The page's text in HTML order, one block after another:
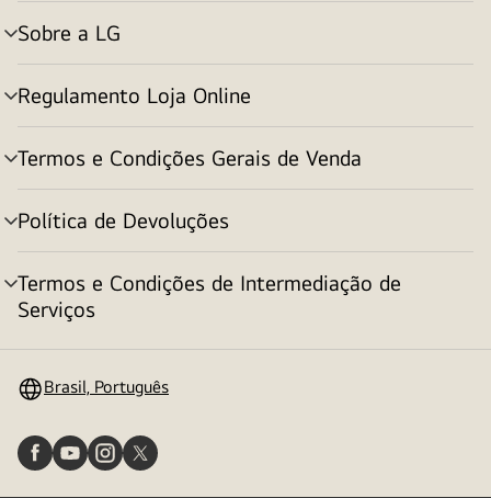
Sobre a LG
alternar
menu
Regulamento Loja Online
alternar
menu
Termos e Condições Gerais de Venda
alternar
menu
Política de Devoluções
alternar
menu
Termos e Condições de Intermediação de
Serviços
alternar
Brasil, Português